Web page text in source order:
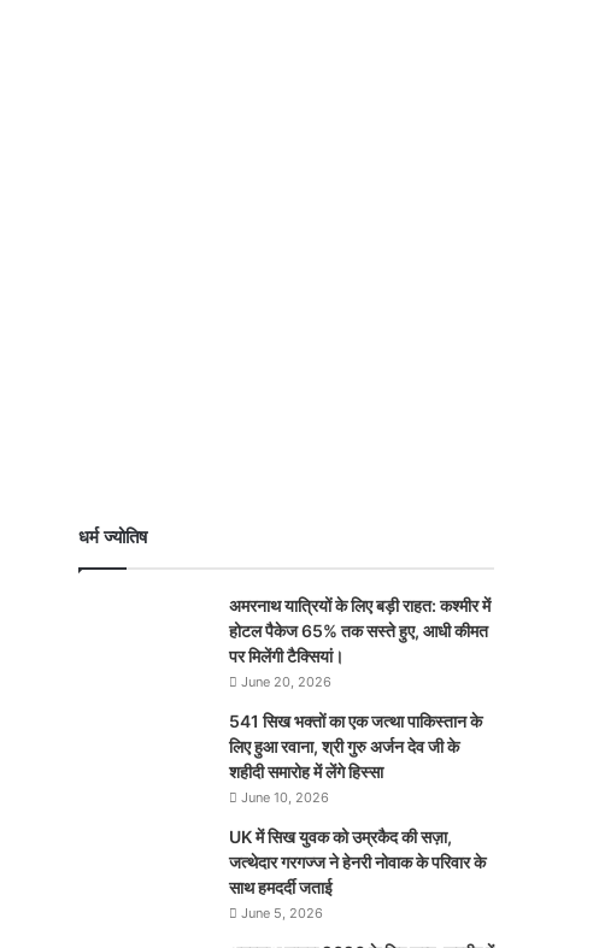
धर्म ज्योतिष
अमरनाथ यात्रियों के लिए बड़ी राहत: कश्मीर में
होटल पैकेज 65% तक सस्ते हुए, आधी कीमत
पर मिलेंगी टैक्सियां।
June 20, 2026
541 सिख भक्तों का एक जत्था पाकिस्तान के
लिए हुआ रवाना, श्री गुरु अर्जन देव जी के
शहीदी समारोह में लेंगे हिस्सा
June 10, 2026
UK में सिख युवक को उम्रकैद की सज़ा,
जत्थेदार गरगज्ज ने हेनरी नोवाक के परिवार के
साथ हमदर्दी जताई
June 5, 2026